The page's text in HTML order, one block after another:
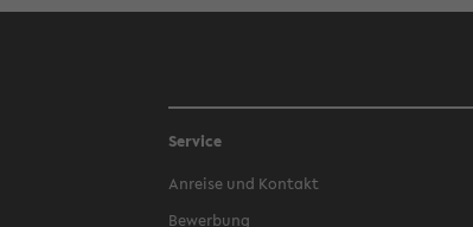
Service
Anreise und Kontakt
Bewerbung